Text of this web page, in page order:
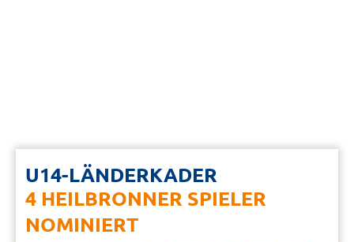
U14-LÄNDERKADER
4 HEILBRONNER SPIELER
NOMINIERT